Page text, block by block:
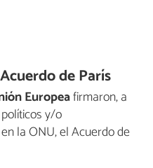
de París
Europeafirmaron, a
y/o
la ONU, el Acuerdo de